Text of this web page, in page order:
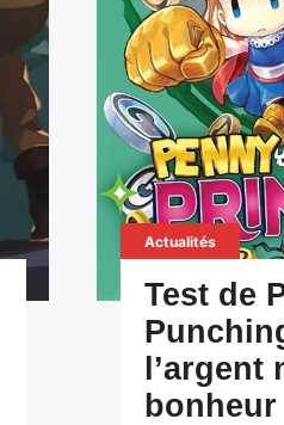
Actualités
Test de
l’argent